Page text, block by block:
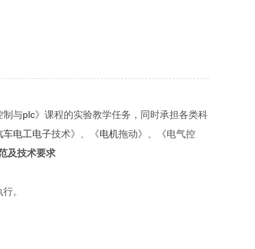
制与plc》课程的实验教学任务，同时承担各类科
车电工电子技术》、《电机拖动》、《电气控
及技术要求
。